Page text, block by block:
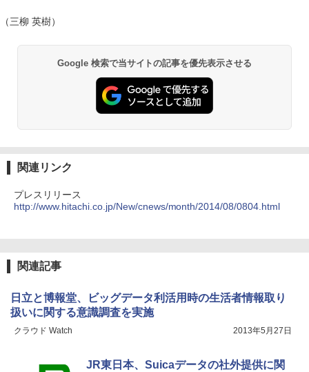
（三柳 英樹）
Google 検索で当サイトの記事を優先表示させる
関連リンク
プレスリリース
http://www.hitachi.co.jp/New/cnews/month/2014/08/0804.html
関連記事
日立と博報堂、ビッグデータ利活用時の生活者情報取り
扱いに関する意識調査を実施
クラウド Watch 2013年5月27日
JR東日本、Suicaデータの社外提供に関